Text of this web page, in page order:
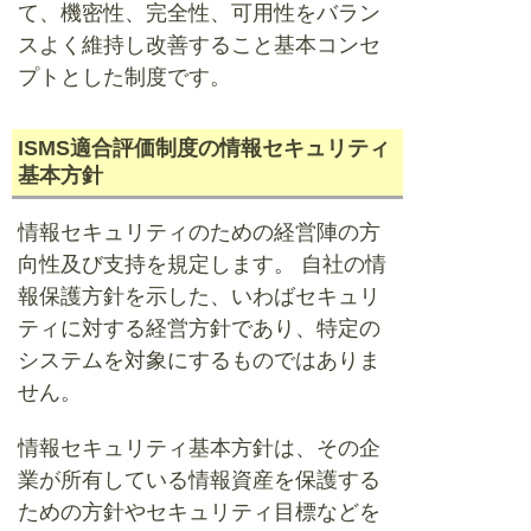
て、機密性、完全性、可用性をバラン
スよく維持し改善すること基本コンセ
プトとした制度です。
ISMS適合評価制度の情報セキュリティ
基本方針
情報セキュリティのための経営陣の方
向性及び支持を規定します。 自社の情
報保護方針を示した、いわばセキュリ
ティに対する経営方針であり、特定の
システムを対象にするものではありま
せん。
情報セキュリティ基本方針は、その企
業が所有している情報資産を保護する
ための方針やセキュリティ目標などを